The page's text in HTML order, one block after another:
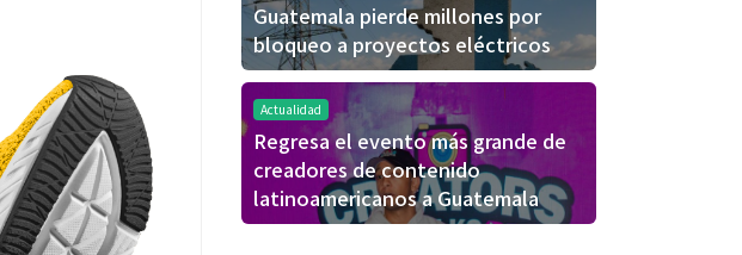
Guatemala pierde millones por
bloqueo a proyectos eléctricos
Actualidad
Regresa el evento más grande de
creadores de contenido
latinoamericanos a Guatemala